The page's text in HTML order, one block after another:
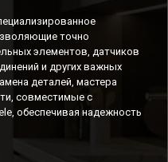
точно
элементов, датчиков
и других важных
деталей, мастера
совместимые с
обеспечивая надежность